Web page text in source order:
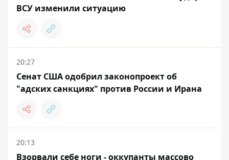
ВСУ изменили ситуацию
20:27
Сенат США одобрил законопроект об
"адских санкциях" против России и Ирана
20:13
Взорвали себе ноги - оккупанты массово